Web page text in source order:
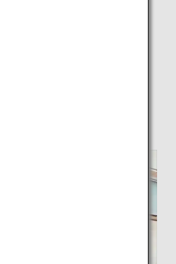
し歩行車は数に限りがありますので、
もございます。）
先
・案内センター
要なお客様へ